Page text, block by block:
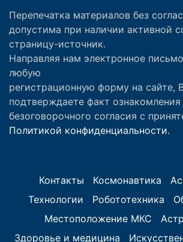
Перепечатка материалов без
допустима при наличии активной
страницу-источник.
Направляя нам электронное
любую
регистрационную форму на сайте,
подтверждаете факт ознакомления
безоговорочного согласия с
Политикой конфиденциальности.
Контакты Космонавтика
Технологии
Робототехника
Местоположение МКС
Здоровье и медицина